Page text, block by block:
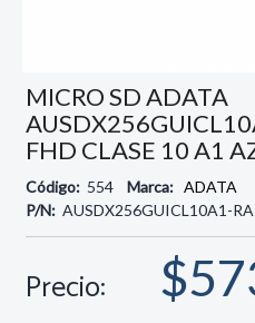
MICRO SD ADATA
FHD CLASE 10 A1
Código: 554 Marca: ADATA
P/N: AUSDX256GUICL10A1-
Precio: